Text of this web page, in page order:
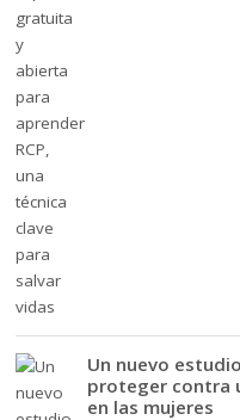
Un nuevo
proteger contra
en las mujeres